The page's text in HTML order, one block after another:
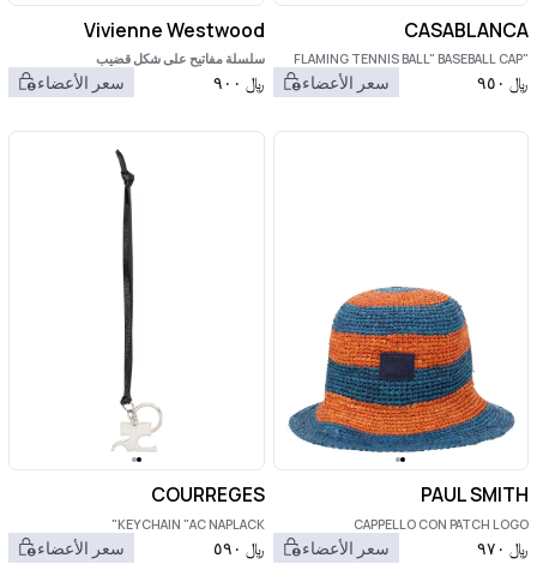
CASABLANCA
"FLAMING TENNIS BALL" BASEBALL CAP
﷼ ٩٥٠ سعر الأعضاء
Vivienne Westwood
سلسلة مفاتيح على شكل قضيب
﷼ ٩٠٠ سعر الأعضاء
PAUL SMITH
CAPPELLO CON PATCH LOGO
﷼ ٩٧٠ سعر الأعضاء
COURREGES
KEYCHAIN "AC NAPLACK"
﷼ ٥٩٠ سعر الأعضاء